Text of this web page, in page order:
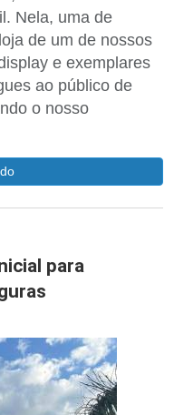
Nela, uma de
de um de nossos
e exemplares
ao público de
o nosso
para